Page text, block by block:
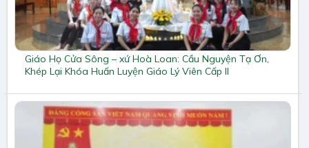
Giáo Họ Cửa Sông – xứ Hoà Loan: Cầu Nguyện Tạ Ơn,
Khép Lại Khóa Huấn Luyện Giáo Lý Viên Cấp II